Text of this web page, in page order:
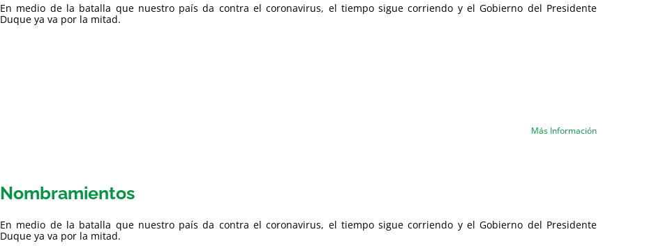
En medio de la batalla que nuestro país da contra el coronavirus, el tiempo sigue corriendo y el Gobierno del Presidente
Duque ya va por la mitad.
Más Información
Nombramientos
En medio de la batalla que nuestro país da contra el coronavirus, el tiempo sigue corriendo y el Gobierno del Presidente
Duque ya va por la mitad.